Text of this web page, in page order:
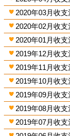
2020年03月收支
2020年02月收支
2020年01月收支
2019年12月收支
2019年11月收支
2019年10月收支
2019年09月收支
2019年08月收支
2019年07月收支